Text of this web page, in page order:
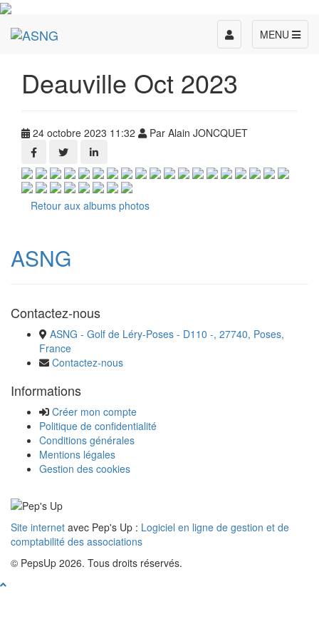
MENU
Toggle
navigation
Deauville Oct 2023
24 octobre 2023 11:32 Par Alain JONCQUET
Retour aux albums photos
ASNG
Contactez-nous
ASNG - Golf de Léry-Poses - D110 -, 27740, Poses,
France
Contactez-nous
Informations
Créer mon compte
Politique de confidentialité
Conditions générales
Mentions légales
Gestion des cookies
Site internet avec Pep's Up : Logiciel en ligne de gestion et de
comptabilité des associations
© PepsUp 2026. Tous droits réservés.